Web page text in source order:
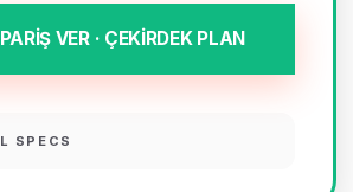
VER · ÇEKİRDEK PLAN
SPECS